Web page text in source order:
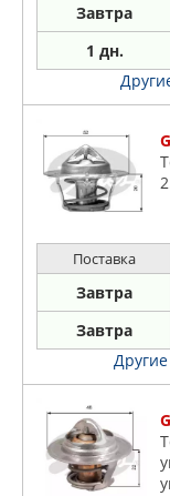
Завтра
1 дн.
Поставка
Завтра
Завтра